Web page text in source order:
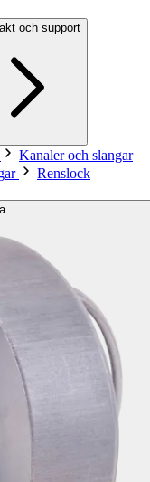
och support
Kanaler och slangar
Renslock